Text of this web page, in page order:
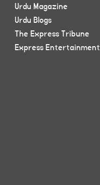
Urdu Magazine
Urdu Blogs
The Express Tribune
Express Entertainment